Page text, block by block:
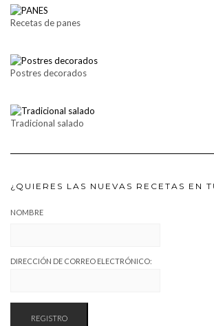
Recetas de panes
Postres decorados
Tradicional salado
¿QUIERES LAS NUEVAS RECETAS EN
NOMBRE
DIRECCIÓN DE CORREO ELECTRÓNICO: